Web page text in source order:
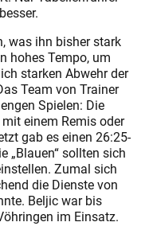
was ihn bisher stark
hohes Tempo, um
starken Abwehr der
Team von Trainer
Spielen: Die
einem Remis oder
gab es einen 26:25-
„Blauen“ sollten sich
Zumal sich
die Dienste von
Beljic war bis
im Einsatz.